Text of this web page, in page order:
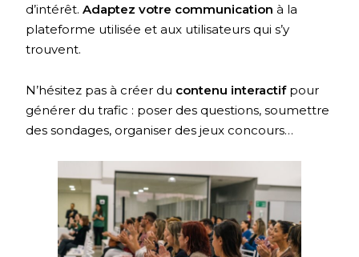
d’intérêt.Adaptez votre communication à la
plateforme utilisée et aux utilisateurs qui s’y
trouvent.
N’hésitez pas à créer du contenu interactifpour
générer du trafic : poser des questions, soumettre
des sondages, organiser des jeux concours…